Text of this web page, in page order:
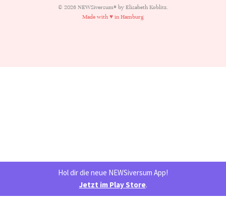
© 2026 NEWSiversum® by Elisabeth Koblitz.
Made with ♥ in Hamburg
Hol dir die neue NEWSiversum App!
Jetzt im Play Store.